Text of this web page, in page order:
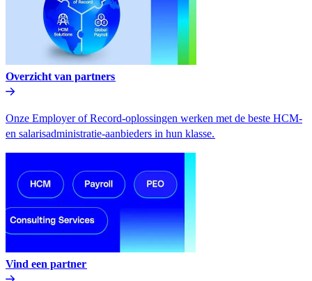
Overzicht van partners​​
Onze Employer of Record-oplossingen werken met de beste HCM-
en salarisadministratie-aanbieders in hun klasse.​​
Vind een partner​​